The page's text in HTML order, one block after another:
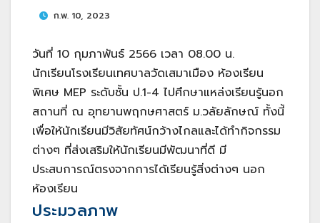
ก.พ. 10, 2023
วันที่ 10 กุมภาพันธ์ 2566 เวลา 08.00 น.
นักเรียนโรงเรียนเทศบาลวัดเสมาเมือง ห้องเรียน
พิเศษ MEP ระดับชั้น ป.1-4 ไปศึกษาแหล่งเรียนรู้นอก
สถานที่ ณ อุทยานพฤกษศาสตร์ ม.วลัยลักษณ์ ทั้งนี้
เพื่อให้นักเรียนมีวิสัยทัศน์กว้างไกลและได้ทำกิจกรรม
ต่างๆ ที่ส่งเสริมให้นักเรียนมีพัฒนาที่ดี มี
ประสบการณ์ตรงจากการได้เรียนรู้สิ่งต่างๆ นอก
ห้องเรียน
ประมวลภาพ